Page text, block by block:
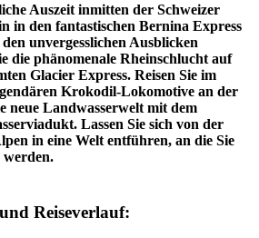
Auszeit inmitten der Schweizer
in den fantastischen Bernina Express
unvergesslichen Ausblicken
die phänomenale Rheinschlucht auf
Glacier Express. Reisen Sie im
Krokodil-Lokomotive an der
neue Landwasserwelt mit dem
Lassen Sie sich von der
in eine Welt entführen, an die Sie
werden.
Reiseverlauf: